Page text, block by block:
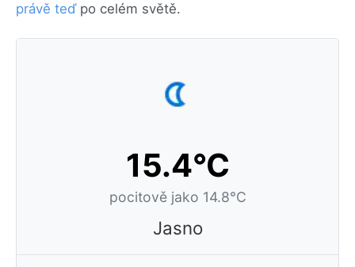
právě teďpo celém světě.
15.4°C
pocitově jako 14.8°C
Jasno